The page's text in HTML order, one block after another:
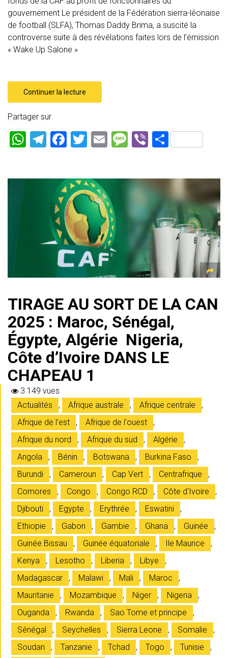
gouvernement Le président de la Fédération sierra-léonaise
de football (SLFA), Thomas Daddy Brima, a suscité la
controverse suite à des révélations faites lors de l’émission
« Wake Up Salone »
Continuer la lecture
Partager sur
W T
gr
a
m
F
b
o
ok
T
er
E
M
a
g
e
Vi P
g
er
TIRAGE AU SORT DE LA CAN
2025 : Maroc, Sénégal,
Égypte, Algérie Nigeria,
Côte d’Ivoire DANS LE
CHAPEAU 1
3 149 vues
Actualités
, Afrique australe , Afrique centrale
,
Afrique de l'est
, Afrique de l'ouest
,
Afrique du nord
, Afrique du sud , Algérie
,
Angola
, Bénin , Botswana , Burkina Faso
,
Burundi
, Cameroun , Cap Vert , Centrafrique
,
Comores
, Congo , Congo RCD , Côte d'Ivoire
,
Djibouti
, Egypte , Erythrée , Eswatini
,
Ethiopie
, Gabon , Gambie , Ghana , Guinée
,
Guinée Bissau
, Guinée équatoriale , Ile Maurice
,
Kenya
, Lesotho , Liberia , Libye
,
Madagascar
, Malawi , Mali , Maroc
,
Mauritanie
, Mozambique , Niger , Nigeria
,
Ouganda
, Rwanda , Sao Tome et principe
,
Sénégal
, Seychelles , Sierra Leone , Somalie
,
Soudan
, Tanzanie , Tchad , Togo , Tunisie
,